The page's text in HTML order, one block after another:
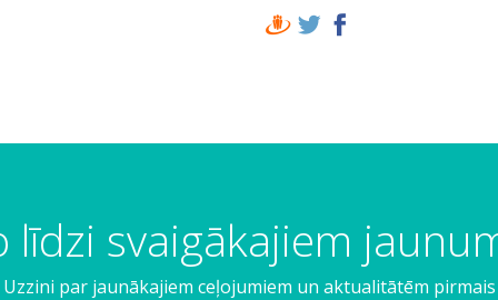
līdzi svaigākajiem
Uzzini par jaunākajiem ceļojumiem un aktualitātēm pirmais